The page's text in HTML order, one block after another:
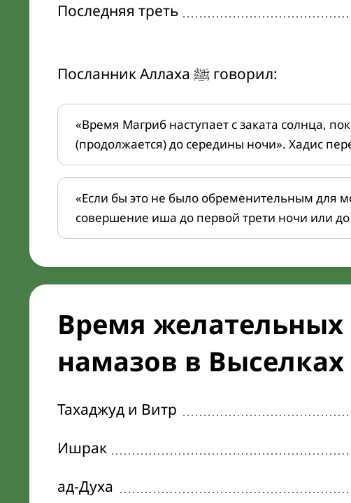
Последняя треть
Посланник Аллаха ﷺ говорил:
«Время Магриб наступает с заката солнца,
(продолжается) до середины ночи». Хадис
«Если бы это не было обременительным для
совершение иша до первой трети ночи или
Время
намазов в Выселках
Тахаджуд и Витр
Ишрак
ад-Духа